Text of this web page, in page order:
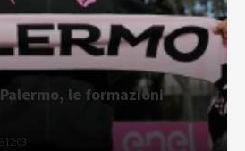
le formazioni
12:03